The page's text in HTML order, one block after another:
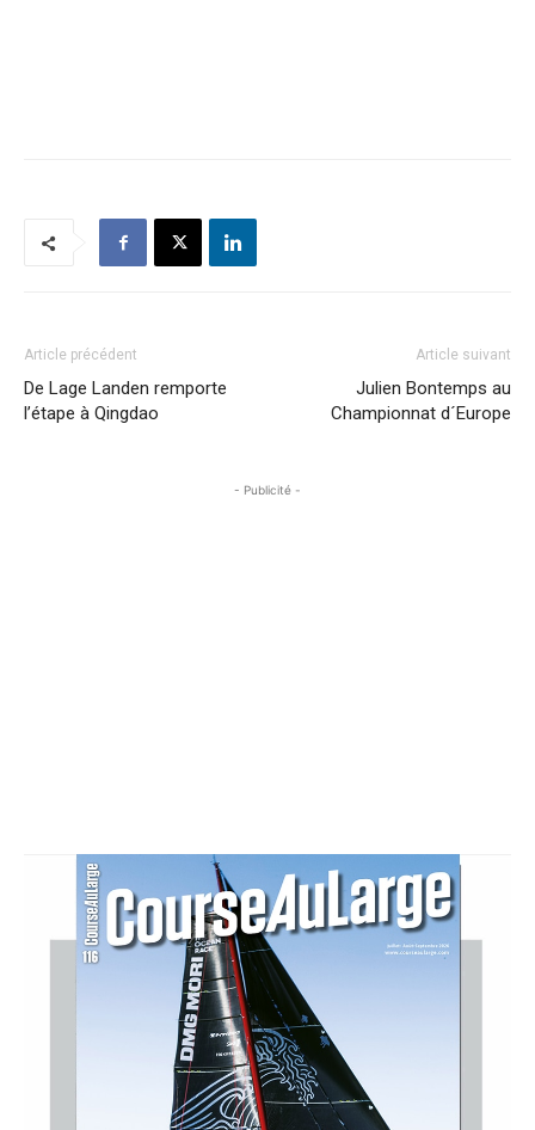
Article précédent
De Lage Landen remporte
l’étape à Qingdao
Article suivant
Julien Bontemps au
Championnat d´Europe
- Publicité -